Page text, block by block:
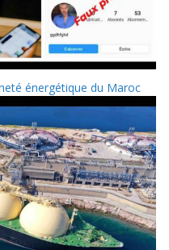
énergétique du Maroc